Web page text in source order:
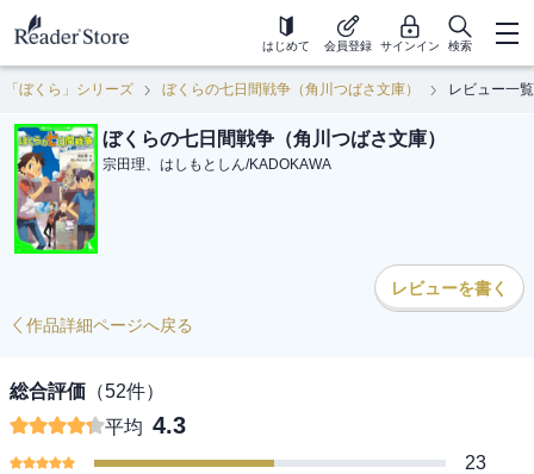
はじめて 会員登録 サインイン 検索
「ぼくら」シリーズ ぼくらの七日間戦争（角川つばさ文庫） レビュー一覧
ぼくらの七日間戦争（角川つばさ文庫）
宗田理、はしもとしん/KADOKAWA
レビューを書く
作品詳細ページへ戻る
総合評価 （52件）
平均 4.3
23